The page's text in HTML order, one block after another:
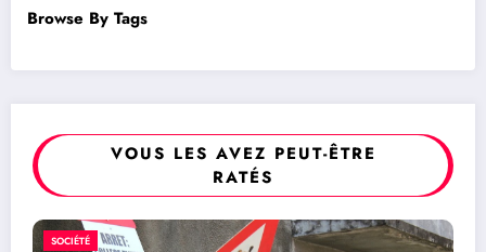
Browse By Tags
VOUS LES AVEZ PEUT-ÊTRE
RATÉS
SOCIÉTÉ